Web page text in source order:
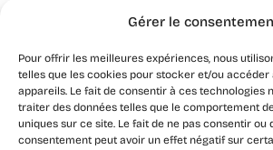
Gérer le
Pour offrir les meilleures expériences, nous
telles que les cookies pour stocker et/ou accéder
appareils. Le fait de consentir à ces technologies
traiter des données telles que le comportement
uniques sur ce site. Le fait de ne pas consentir ou
consentement peut avoir un effet négatif sur
Mentions légales
Conditions générales
Politique Qualité Groupe
Event